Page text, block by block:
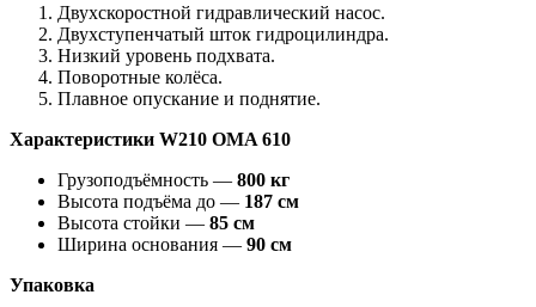
Двухскоростной гидравлический насос.
Двухступенчатый шток гидроцилиндра.
Низкий уровень подхвата.
Поворотные колёса.
Плавное опускание и поднятие.
Характеристики W210 OMA 610
Грузоподъёмность — 800 кг
Высота подъёма до — 187 см
Высота стойки — 85 см
Ширина основания — 90 см
Упаковка